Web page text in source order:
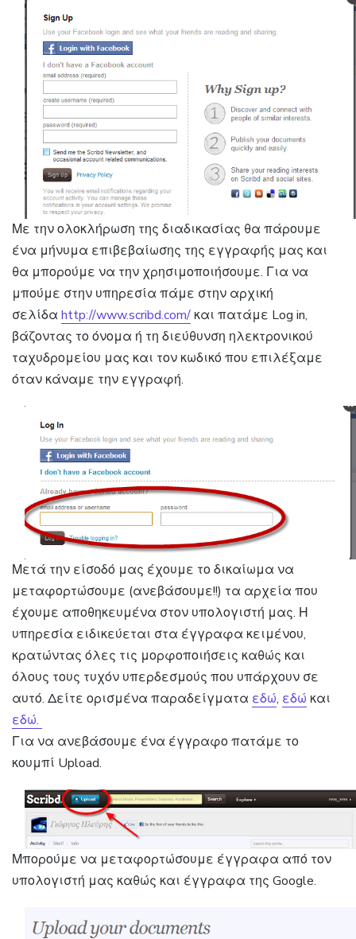
Με την ολοκλήρωση της διαδικασίας θα πάρουμε
ένα μήνυμα επιβεβαίωσης της εγγραφής μας και
θα μπορούμε να την χρησιμοποιήσουμε. Για να
μπούμε στην υπηρεσία πάμε στην αρχική
σελίδα http://www.scribd.com/ και πατάμε Log in,
βάζοντας το όνομα ή τη διεύθυνση ηλεκτρονικού
ταχυδρομείου μας και τον κωδικό που επιλέξαμε
όταν κάναμε την εγγραφή.
Μετά την είσοδό μας έχουμε το δικαίωμα να
μεταφορτώσουμε (ανεβάσουμε!!) τα αρχεία που
έχουμε αποθηκευμένα στον υπολογιστή μας. Η
υπηρεσία ειδικεύεται στα έγγραφα κειμένου,
κρατώντας όλες τις μορφοποιήσεις καθώς και
όλους τους τυχόν υπερδεσμούς που υπάρχουν σε
αυτό. Δείτε ορισμένα παραδείγματα εδώ, εδώ και
εδώ.
Για να ανεβάσουμε ένα έγγραφο πατάμε το
κουμπί Upload.
Μπορούμε να μεταφορτώσουμε έγγραφα από τον
υπολογιστή μας καθώς και έγγραφα της Google.